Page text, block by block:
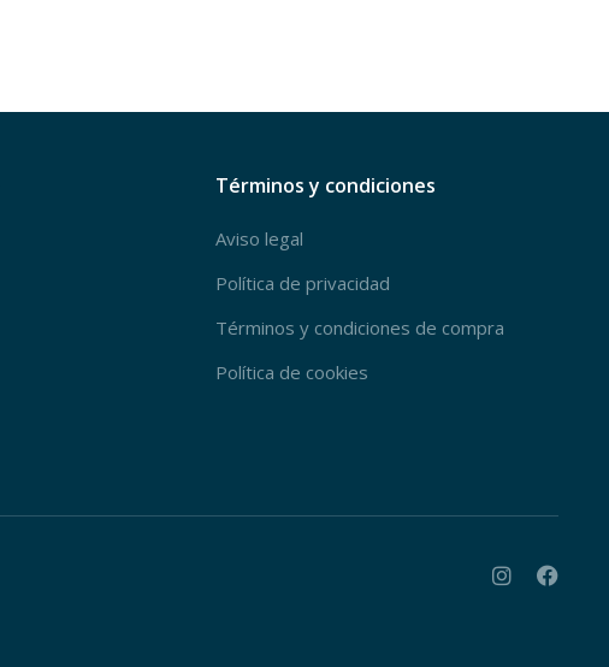
Términos y condiciones
Aviso legal
Política de privacidad
Términos y condiciones de compra
Política de cookies